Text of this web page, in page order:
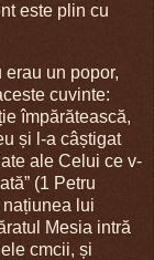
este plin cu
erau un popor,
cuvinte:
împărătească,
și l-a câștigat
ale Celui ce v-
(1 Petru
lui
Mesia intră
cmcii, și